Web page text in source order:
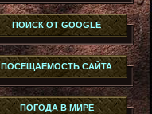
ПОИСК ОТ GOOGLE
ПОСЕЩАЕМОСТЬ САЙТА
ПОГОДА В МИРЕ